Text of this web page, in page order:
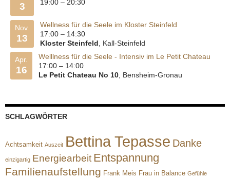
3
19:00 – 20:30
Nov.
13
Wellness für die Seele im Kloster Steinfeld
17:00 – 14:30
Kloster Steinfeld, Kall-Steinfeld
Apr.
16
Welllness für die Seele - Intensiv im Le Petit Chateau
17:00 – 14:00
Le Petit Chateau No 10, Bensheim-Gronau
SCHLAGWÖRTER
Achtsamkeit Auszeit Bettina Tepasse Danke
einzigartig Energiearbeit Entspannung
Familienaufstellung Frank Meis Frau in Balance Gefühle